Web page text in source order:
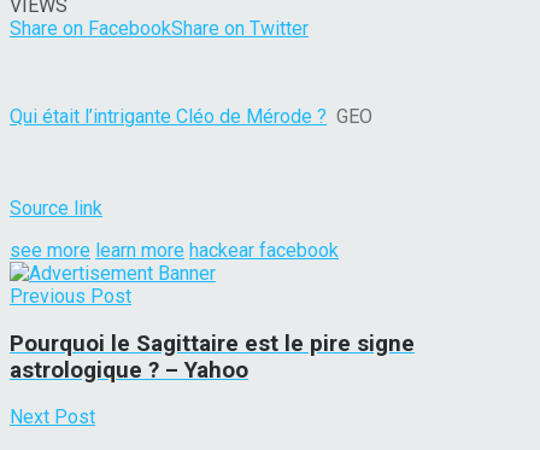
VIEWS
Share on FacebookShare on Twitter
Qui était l’intrigante Cléo de Mérode ? GEO
Source link
see more learn more hackear facebook
Previous Post
Pourquoi le Sagittaire est le pire signe
astrologique ? – Yahoo
Next Post